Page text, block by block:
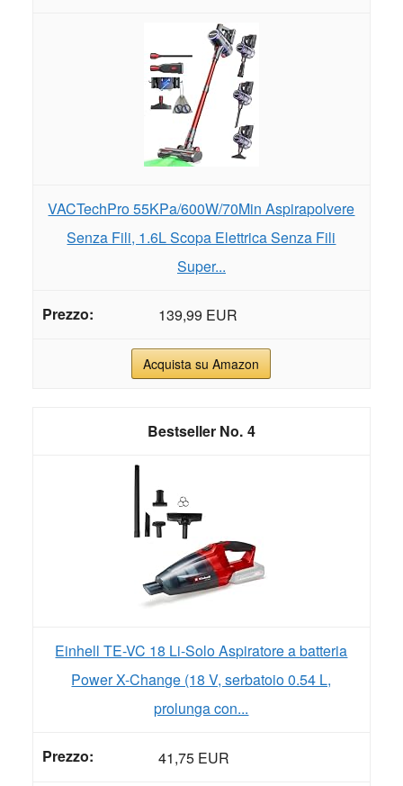
VACTechPro 55KPa/600W/70Min Aspirapolvere
Senza Fili, 1.6L Scopa Elettrica Senza Fili
Super...
139,99 EUR
Acquista su Amazon
4
Einhell TE-VC 18 Li-Solo Aspiratore a batteria
Power X-Change (18 V, serbatoio 0.54 L,
prolunga con...
41,75 EUR